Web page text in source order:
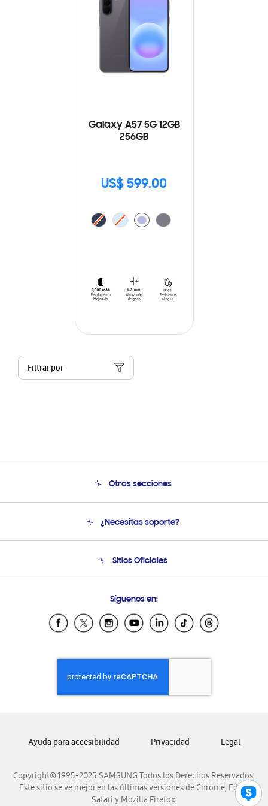
Galaxy A57 5G 12GB
256GB
US$ 599.00
Filtrar por
Otras secciones
Soporte
Condiciones de Compra
¿Necesitas soporte?
Soporte vía eMail
Sitios Oficiales
Samsung Ecuador
Samsung El Salvador
Samsung Honduras
Samsung Nicaragua
Samsung Panamá
Samsung Venezuela
Síguenos en:
Copyright© 1995-2025 SAMSUNG Todos los Derechos Reservados.
Este sitio se ve mejor en las últimas versiones de Chrome, Edge,
Safari y Mozilla Firefox.
Ayuda para accesibilidad Privacidad Legal